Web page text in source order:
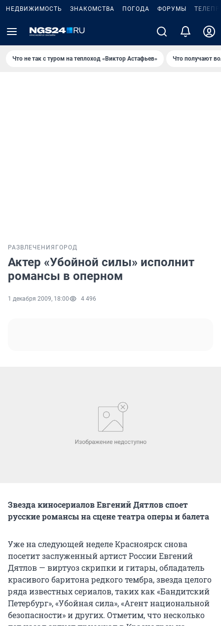
НЕДВИЖИМОСТЬ ЗНАКОМСТВА ПОГОДА ФОРУМЫ
Что не так с туром на теплоход «Виктор Астафьев» Что получают
РАЗВЛЕЧЕНИЯ ГОРОД
Актер «Убойной силы» исполнит
романсы в оперном
1 декабря 2009, 18:00 4 496
Звезда киносериалов Евгений Дятлов споет
русские романсы на сцене театра оперы и балета
Уже на следующей неделе Красноярск снова
посетит заслуженный артист России Евгений
Дятлов — виртуоз скрипки и гитары, обладатель
красивого баритона редкого тембра, звезда целого
ряда известных сериалов, таких как «Бандитский
Петербург», «Убойная сила», «Агент национальной
безопасности» и других. Отметим, что несколько